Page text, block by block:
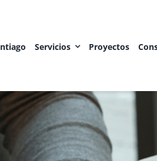
Servicios Proyectos